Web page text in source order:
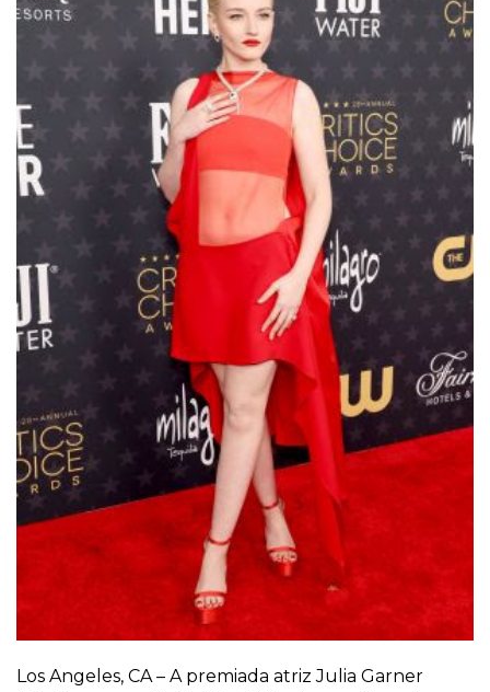
Los Angeles, CA – A premiada atriz Julia Garner